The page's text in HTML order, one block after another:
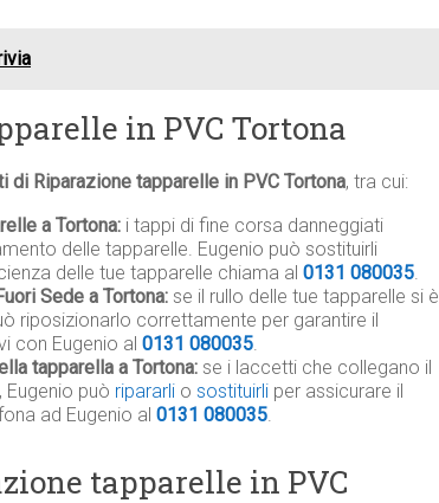
in PVC Tortona
di Riparazione tapparelle in PVC Tortona, tra cui:
a Tortona: i tappi di fine corsa danneggiati
delle tapparelle. Eugenio può sostituirli
delle tue tapparelle chiama al 0131 080035.
Sede a Tortona: se il rullo delle tue tapparelle si è
riposizionarlo correttamente per garantire il
con Eugenio al 0131 080035.
tapparella a Tortona: se i laccetti che collegano il
può ripararli o sostituirli per assicurare il
ad Eugenio al 0131 080035.
tapparelle in PVC